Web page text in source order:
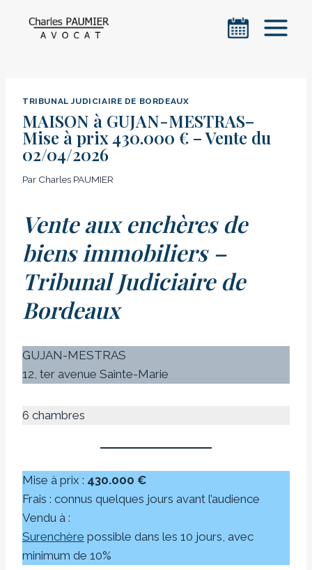
TRIBUNAL JUDICIAIRE DE BORDEAUX
MAISON à GUJAN-MESTRAS–
Mise à prix 430.000 € – Vente du
02/04/2026
Par Charles PAUMIER
Vente aux enchères de
biens immobiliers –
Tribunal Judiciaire de
Bordeaux
GUJAN-MESTRAS
12, ter avenue Sainte-Marie
6 chambres
Mise à prix : 430.000 €
Frais : connus quelques jours avant l’audience
Vendu à :
Surenchère possible dans les 10 jours, avec
minimum de 10%